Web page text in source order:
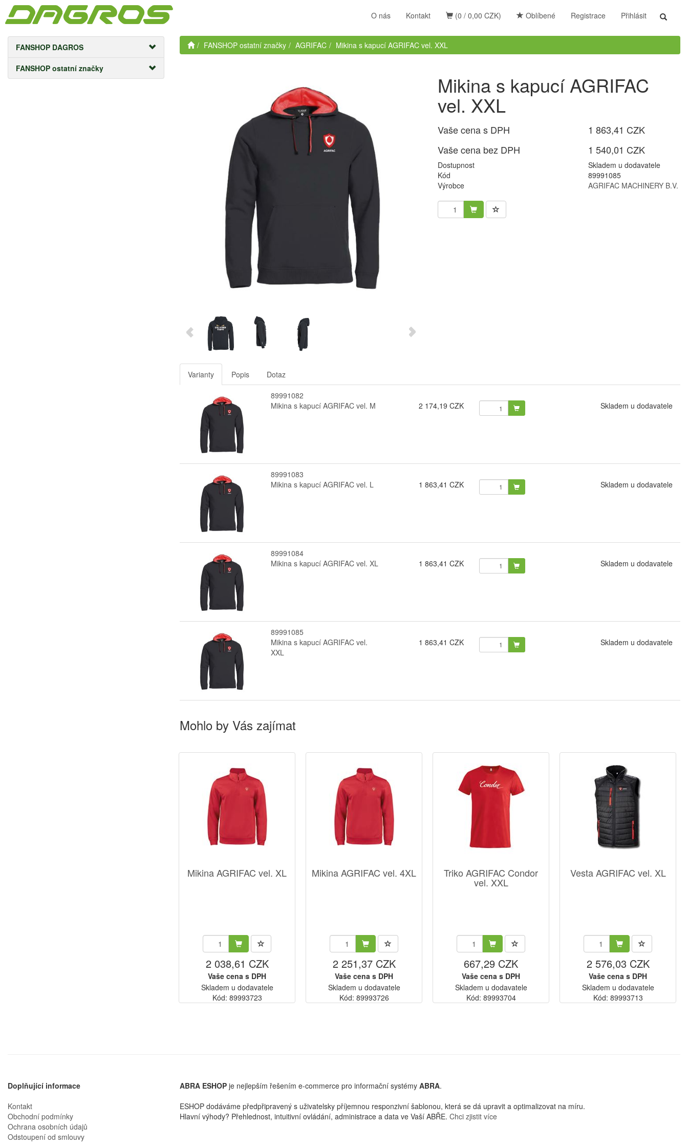
Toggle
Registrace Přihlásit
O nás Kontakt (0 / 0,00 CZK) Oblíbené
FANSHOP DAGROS
FANSHOP ostatní značky
FANSHOP ostatní značky AGRIFAC Mikina s kapucí AGRIFAC vel. XXL
Mikina s kapucí AGRIFAC
vel. XXL
Vaše cena s DPH
1 863,41 CZK
Vaše cena bez DPH
1 540,01 CZK
Dostupnost
Skladem u dodavatele
Kód
89991085
Výrobce
AGRIFAC MACHINERY B.V.
Varianty Popis Dotaz
89991082
Mikina s kapucí AGRIFAC vel. M
2 174,19 CZK Skladem u dodavatele
89991083
Mikina s kapucí AGRIFAC vel. L
1 863,41 CZK Skladem u dodavatele
89991084
Mikina s kapucí AGRIFAC vel. XL
1 863,41 CZK Skladem u dodavatele
89991085
Mikina s kapucí AGRIFAC vel.
XXL
1 863,41 CZK Skladem u dodavatele
Mohlo by Vás zajímat
Mikina AGRIFAC vel. XL
2 038,61 CZK
Vaše cena s DPH
Skladem u dodavatele
Kód: 89993723
Mikina AGRIFAC vel. 4XL
2 251,37 CZK
Vaše cena s DPH
Skladem u dodavatele
Kód: 89993726
Triko AGRIFAC Condor
vel. XXL
667,29 CZK
Vaše cena s DPH
Skladem u dodavatele
Kód: 89993704
Vesta AGRIFAC vel. XL
2 576,03 CZK
Vaše cena s DPH
Skladem u dodavatele
Kód: 89993713
Doplňující informace
Kontakt
Obchodní podmínky
Ochrana osobních údajů
Odstoupení od smlouvy
ABRA ESHOP je nejlepším řešením e-commerce pro informační systémy ABRA.
ESHOP dodáváme předpřipravený s uživatelsky příjemnou responzivní šablonou, která se dá upravit a optimalizovat na míru.
Hlavní výhody? Přehlednost, intuitivní ovládání, administrace a data ve Vaší ABŘE. Chci zjistit více